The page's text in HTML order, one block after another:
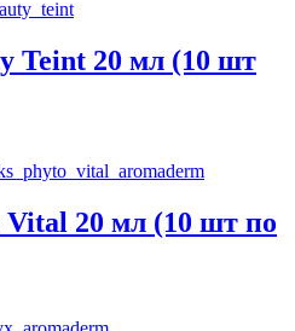
Teint 20 мл (10 шт
20 мл (10 шт по